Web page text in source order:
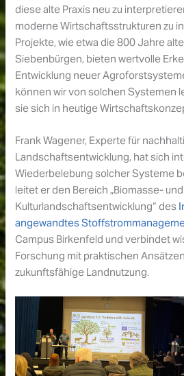
diese alte Praxis neu zu
moderne Wirtschaftsstrukturen zu
Projekte, wie etwa die 800 Jahre
Siebenbürgen, bieten wertvolle
Entwicklung neuer
können wir von solchen Systemen
sie sich in heutige
Frank Wagener, Experte für
Landschaftsentwicklung, hat sich
Wiederbelebung solcher Systeme
leitet er den Bereich „Biomasse- und
Kulturlandschaftsentwicklung“ des
angewandtes
Campus Birkenfeld und verbindet
Forschung mit praktischen
zukunftsfähige Landnutzung.